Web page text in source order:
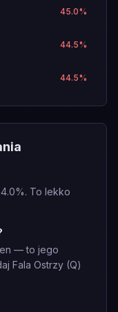
45.0%
44.5%
44.5%
To lekko
— to jego
Fala Ostrzy (Q)